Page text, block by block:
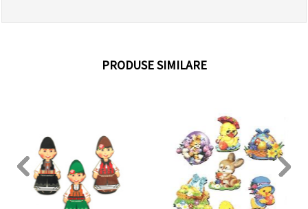
PRODUSE SIMILARE